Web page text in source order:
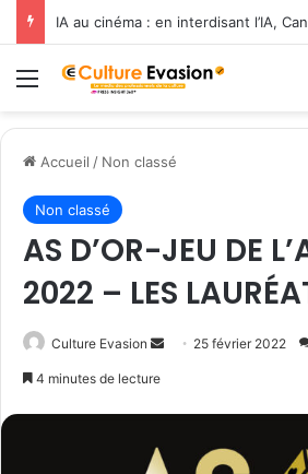
Menu
Accueil / Non classé
Non classé
AS D’OR-JEU DE
2022 – LES
Culture Evasion
Envoyer25 février 2022
4 minutes de lecture